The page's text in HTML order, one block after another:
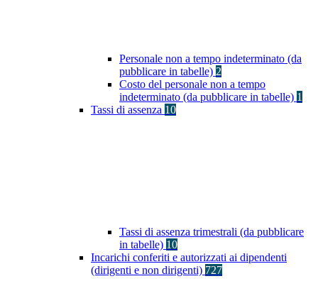
Personale non a tempo indeterminato (da
pubblicare in tabelle) 2
Costo del personale non a tempo
indeterminato (da pubblicare in tabelle) 1
Tassi di assenza 10
Tassi di assenza trimestrali (da pubblicare
in tabelle) 10
Incarichi conferiti e autorizzati ai dipendenti
(dirigenti e non dirigenti) 727